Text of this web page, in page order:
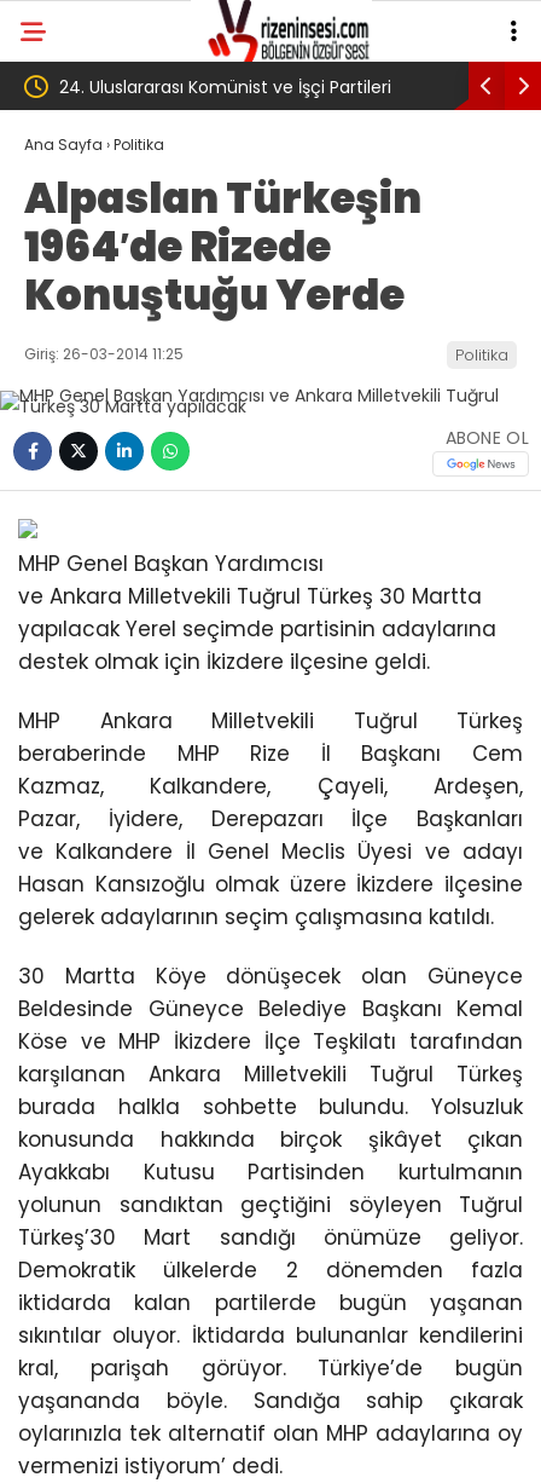
‘Çerçeve yasa’ kanun teklifi Adalet
Komisyonu’ndan geçti
Ana Sayfa ›Politika
Alpaslan Türkeşin
1964′de Rizede
Konuştuğu Yerde
Giriş: 26-03-2014 11:25 Politika
ABONE OL
MHP Genel Başkan Yardımcısı
ve Ankara Milletvekili Tuğrul Türkeş 30 Martta
yapılacak Yerel seçimde partisinin adaylarına
destek olmak için İkizdere ilçesine geldi.
MHP Ankara Milletvekili Tuğrul Türkeş
beraberinde MHP Rize İl Başkanı Cem
Kazmaz, Kalkandere, Çayeli, Ardeşen,
Pazar, İyidere, Derepazarı İlçe Başkanları
ve Kalkandere İl Genel Meclis Üyesi ve adayı
Hasan Kansızoğlu olmak üzere İkizdere ilçesine
gelerek adaylarının seçim çalışmasına katıldı.
30 Martta Köye dönüşecek olan Güneyce
Beldesinde Güneyce Belediye Başkanı Kemal
Köse ve MHP İkizdere İlçe Teşkilatı tarafından
karşılanan Ankara Milletvekili Tuğrul Türkeş
burada halkla sohbette bulundu. Yolsuzluk
konusunda hakkında birçok şikâyet çıkan
Ayakkabı Kutusu Partisinden kurtulmanın
yolunun sandıktan geçtiğini söyleyen Tuğrul
Türkeş’30 Mart sandığı önümüze geliyor.
Demokratik ülkelerde 2 dönemden fazla
iktidarda kalan partilerde bugün yaşanan
sıkıntılar oluyor. İktidarda bulunanlar kendilerini
kral, parişah görüyor. Türkiye’de bugün
yaşananda böyle. Sandığa sahip çıkarak
oylarınızla tek alternatif olan MHP adaylarına oy
vermenizi istiyorum’ dedi.